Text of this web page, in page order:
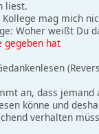
liest.
mag mich
Woher weißt Du
gegeben hat
an, dass jemand
könne und
verhalten